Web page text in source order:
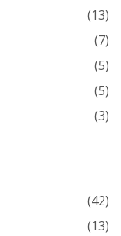
(13)
(7)
(5)
(5)
(3)
(42)
(13)